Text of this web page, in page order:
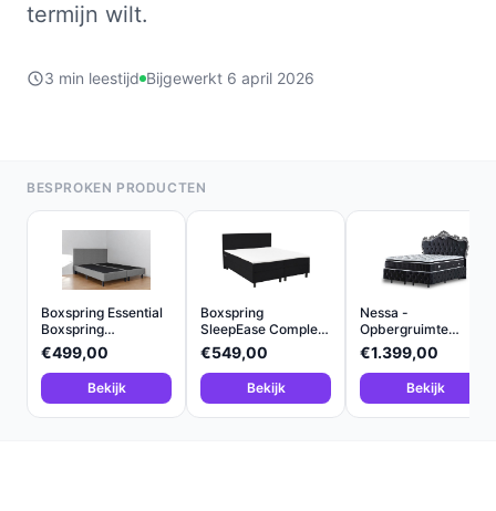
termijn wilt.
3 min leestijd Bijgewerkt 6 april 2026
BESPROKEN PRODUCTEN
Boxspring Essential
Boxspring
180x200...
€499,00
Bekijk
Boxspring
SleepEase Compleet
180x200 Z...
€549,00
Bekijk
Nessa -
Opbergruimte
Boxspring King -...
€1.399,00
Bekijk